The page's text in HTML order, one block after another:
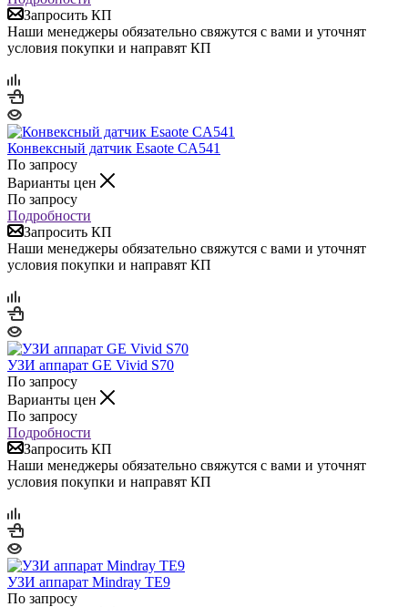
Запросить КП
Наши менеджеры обязательно свяжутся с вами и уточнят
условия покупки и направят КП
Конвексный датчик Esaote CA541
По запросу
Варианты цен
По запросу
Подробности
Запросить КП
Наши менеджеры обязательно свяжутся с вами и уточнят
условия покупки и направят КП
УЗИ аппарат GE Vivid S70
По запросу
Варианты цен
По запросу
Подробности
Запросить КП
Наши менеджеры обязательно свяжутся с вами и уточнят
условия покупки и направят КП
УЗИ аппарат Mindray TE9
По запросу